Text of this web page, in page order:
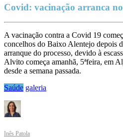
Covid: vacinação arranca
A vacinação contra a Covid 19
concelhos do Baixo Alentejo depois
arranque do processo, devido à
Alvito começa amanhã, 5ªfeira, em
desde a semana passada.
Saúde galeria
Inês Patola